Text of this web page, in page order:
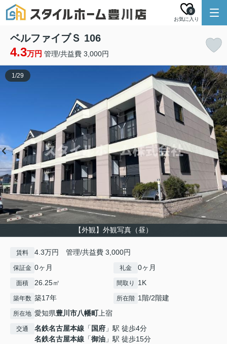
お気に入り
0
ベルファイブＳ 106
4.3万円 管理/共益費 3,000円
【外観】外観写真（昼）
1/29
賃料 4.3万円 管理/共益費 3,000円
保証金 0ヶ月 礼金 0ヶ月
面積 26.25㎡ 間取り 1K
築年数 築17年 所在階 1階/2階建
所在地 愛知県豊川市八幡町上宿
交通 名鉄名古屋本線 「 国府 」駅 徒歩4分
名鉄名古屋本線 「御油 」駅 徒歩15分